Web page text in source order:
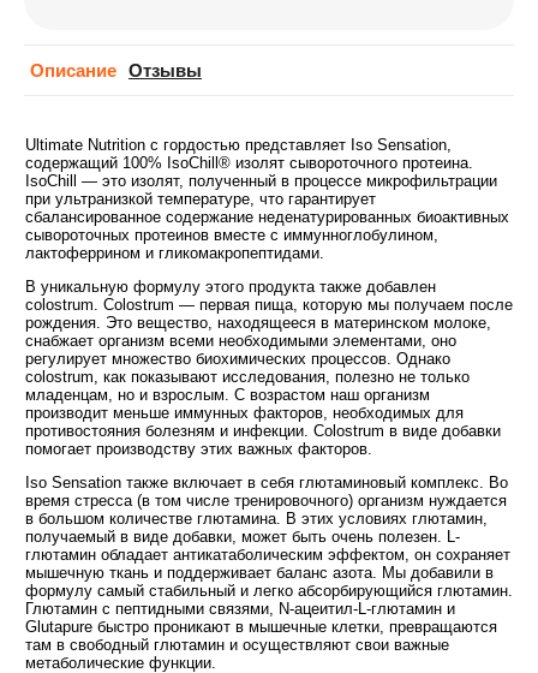
Описание Отзывы
Ultimate Nutrition с гордостью представляет Iso Sensation,
содержащий 100% IsoChill® изолят сывороточного протеина.
IsoChill — это изолят, полученный в процессе микрофильтрации
при ультранизкой температуре, что гарантирует
сбалансированное содержание неденатурированных биоактивных
сывороточных протеинов вместе с иммунноглобулином,
лактоферрином и гликомакропептидами.
В уникальную формулу этого продукта также добавлен
colostrum. Colostrum — первая пища, которую мы получаем после
рождения. Это вещество, находящееся в материнском молоке,
снабжает организм всеми необходимыми элементами, оно
регулирует множество биохимических процессов. Однако
colostrum, как показывают исследования, полезно не только
младенцам, но и взрослым. С возрастом наш организм
производит меньше иммунных факторов, необходимых для
противостояния болезням и инфекции. Colostrum в виде добавки
помогает производству этих важных факторов.
Iso Sensation также включает в себя глютаминовый комплекс. Во
время стресса (в том числе тренировочного) организм нуждается
в большом количестве глютамина. В этих условиях глютамин,
получаемый в виде добавки, может быть очень полезен. L-
глютамин обладает антикатаболическим эффектом, он сохраняет
мышечную ткань и поддерживает баланс азота. Мы добавили в
формулу самый стабильный и легко абсорбирующийся глютамин.
Глютамин с пептидными связями, N-ацеитил-L-глютамин и
Glutapure быстро проникают в мышечные клетки, превращаются
там в свободный глютамин и осуществляют свои важные
метаболические функции.